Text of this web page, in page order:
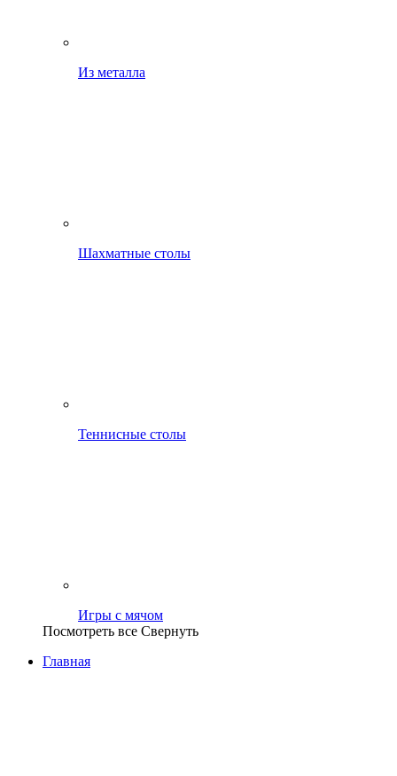
Из металла
Шахматные столы
Теннисные столы
Игры с мячом
Посмотреть все Свернуть
Главная